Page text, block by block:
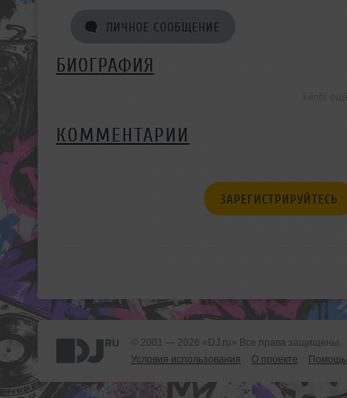
ЛИЧНОЕ СООБЩЕНИЕ
БИОГРАФИЯ
КОММЕНТАРИИ
ЗАРЕГИСТРИРУЙТЕСЬ
© 2001 — 2026 «DJ.ru» Все права защищены.
Условия использования
О проекте Помощь